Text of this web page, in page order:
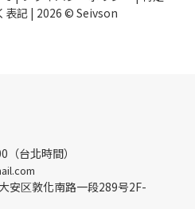
表記| 2026 © Seivson
台北時間）
安区敦化南路一段289号2F-